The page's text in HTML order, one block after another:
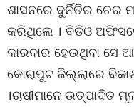
ଶାସନରେ ଦୁର୍ନିତିର
କରିଥିଲେ । ବିଡିଓ
କାରବାର ହେଉଥିବା ସେ
କୋରାପୁଟ ଜିଲ୍ଲାରେ
।ଚାଷୀମାନେ ଉତ୍ପାଦିତ